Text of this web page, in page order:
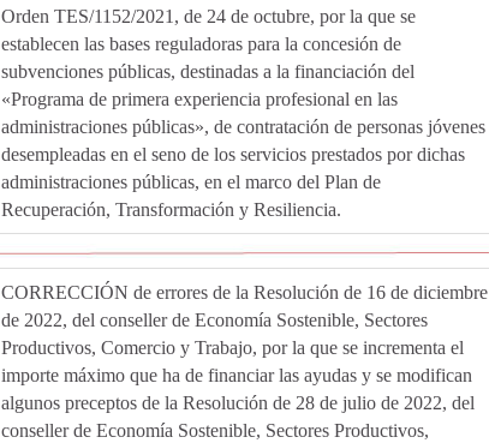
Orden TES/1152/2021, de 24 de octubre, por la que se
establecen las bases reguladoras para la concesión de
subvenciones públicas, destinadas a la financiación del
«Programa de primera experiencia profesional en las
administraciones públicas», de contratación de personas jóvenes
desempleadas en el seno de los servicios prestados por dichas
administraciones públicas, en el marco del Plan de
Recuperación, Transformación y Resiliencia.
CORRECCIÓN de errores de la Resolución de 16 de diciembre
de 2022, del conseller de Economía Sostenible, Sectores
Productivos, Comercio y Trabajo, por la que se incrementa el
importe máximo que ha de financiar las ayudas y se modifican
algunos preceptos de la Resolución de 28 de julio de 2022, del
conseller de Economía Sostenible, Sectores Productivos,